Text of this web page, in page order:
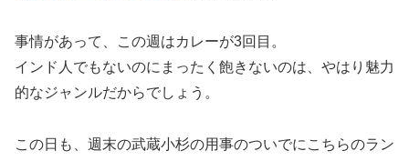
事情があって、この週はカレーが3回目。
インド人でもないのにまったく飽きないのは、やはり魅力
的なジャンルだからでしょう。
この日も、週末の武蔵小杉の用事のついでにこちらのラン